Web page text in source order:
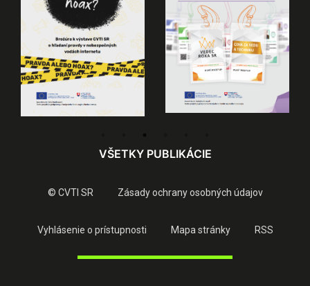
VŠETKY PUBLIKÁCIE
© CVTI SR Zásady ochrany osobných údajov
Vyhlásenie o prístupnosti Mapa stránky RSS